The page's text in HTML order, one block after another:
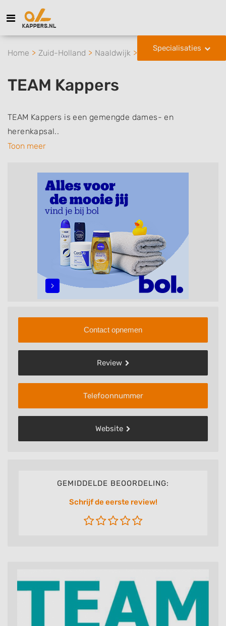
Specialisaties
Home Zuid-Holland Naaldwijk TEAM Kappers
TEAM Kappers
TEAM Kappers is een gemengde dames- en
herenkapsal..
Toon meer
Contact opnemen
Review
Telefoonnummer
Website
GEMIDDELDE BEOORDELING:
Schrijf de eerste review!